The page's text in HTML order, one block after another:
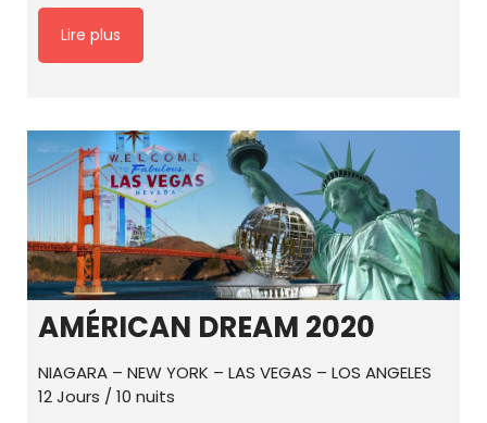
Lire plus
AMÉRICAN DREAM 2020
NIAGARA – NEW YORK – LAS VEGAS – LOS ANGELES
12 Jours / 10 nuits